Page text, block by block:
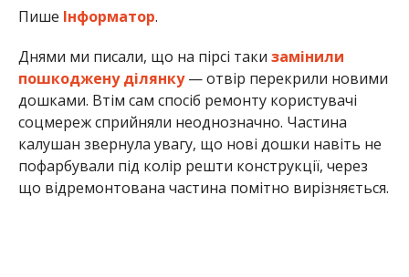
Пише Інформатор.
Днями ми писали, що на пірсі таки замінили
пошкоджену ділянку— отвір перекрили новими
дошками. Втім сам спосіб ремонту користувачі
соцмереж сприйняли неоднозначно. Частина
калушан звернула увагу, що нові дошки навіть не
пофарбували під колір решти конструкції, через
що відремонтована частина помітно вирізняється.